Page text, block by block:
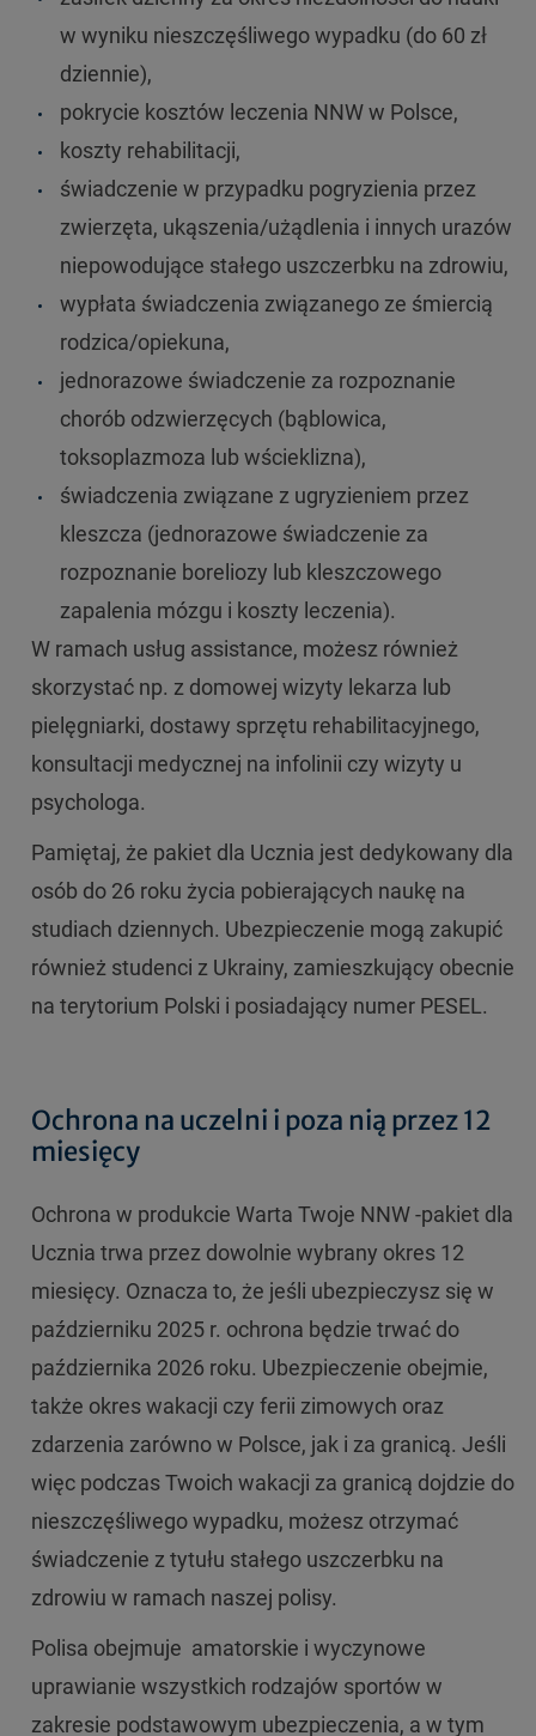
w wyniku nieszczęśliwego wypadku (do 60 zł
dziennie),
pokrycie kosztów leczenia NNW w Polsce,
koszty rehabilitacji,
świadczenie w przypadku pogryzienia przez
zwierzęta, ukąszenia/użądlenia i innych urazów
niepowodujące stałego uszczerbku na zdrowiu,
wypłata świadczenia związanego ze śmiercią
rodzica/opiekuna,
jednorazowe świadczenie za rozpoznanie
chorób odzwierzęcych (bąblowica,
toksoplazmoza lub wścieklizna),
świadczenia związane z ugryzieniem przez
kleszcza (jednorazowe świadczenie za
rozpoznanie boreliozy lub kleszczowego
zapalenia mózgu i koszty leczenia).
W ramach usług assistance, możesz również
skorzystać np. z domowej wizyty lekarza lub
pielęgniarki, dostawy sprzętu rehabilitacyjnego,
konsultacji medycznej na infolinii czy wizyty u
psychologa.
Pamiętaj, że pakiet dla Ucznia jest dedykowany dla
osób do 26 roku życia pobierających naukę na
studiach dziennych. Ubezpieczenie mogą zakupić
również studenci z Ukrainy, zamieszkujący obecnie
na terytorium Polski i posiadający numer PESEL.
Ochrona na uczelni i poza nią przez 12
miesięcy
Ochrona w produkcie Warta Twoje NNW -pakiet dla
Ucznia trwa przez dowolnie wybrany okres 12
miesięcy. Oznacza to, że jeśli ubezpieczysz się w
październiku 2025 r. ochrona będzie trwać do
października 2026 roku. Ubezpieczenie obejmie,
także okres wakacji czy ferii zimowych oraz
zdarzenia zarówno w Polsce, jak i za granicą. Jeśli
więc podczas Twoich wakacji za granicą dojdzie do
nieszczęśliwego wypadku, możesz otrzymać
świadczenie z tytułu stałego uszczerbku na
zdrowiu w ramach naszej polisy.
Polisa obejmuje amatorskie i wyczynowe
uprawianie wszystkich rodzajów sportów w
zakresie podstawowym ubezpieczenia, a w tym